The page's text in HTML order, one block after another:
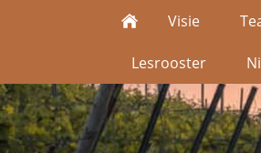
Visie
Lesrooster